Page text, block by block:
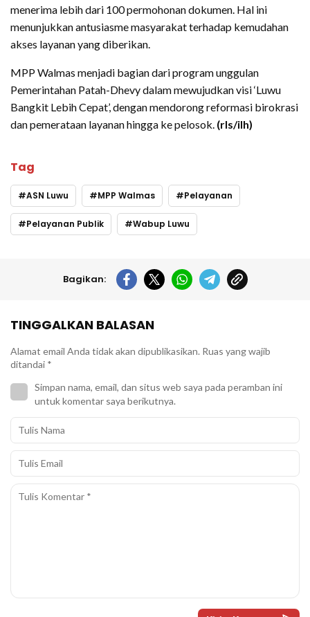
menerima lebih dari 100 permohonan dokumen. Hal ini
menunjukkan antusiasme masyarakat terhadap kemudahan
akses layanan yang diberikan.
MPP Walmas menjadi bagian dari program unggulan
Pemerintahan Patah-Dhevy dalam mewujudkan visi ‘Luwu
Bangkit Lebih Cepat’, dengan mendorong reformasi birokrasi
dan pemerataan layanan hingga ke pelosok. (rls/ilh)
Tag
ASN Luwu MPP Walmas Pelayanan
Pelayanan Publik Wabup Luwu
Bagikan:
TINGGALKAN BALASAN
Alamat email Anda tidak akan dipublikasikan. Ruas yang wajib
ditandai *
Simpan nama, email, dan situs web saya pada peramban ini
untuk komentar saya berikutnya.